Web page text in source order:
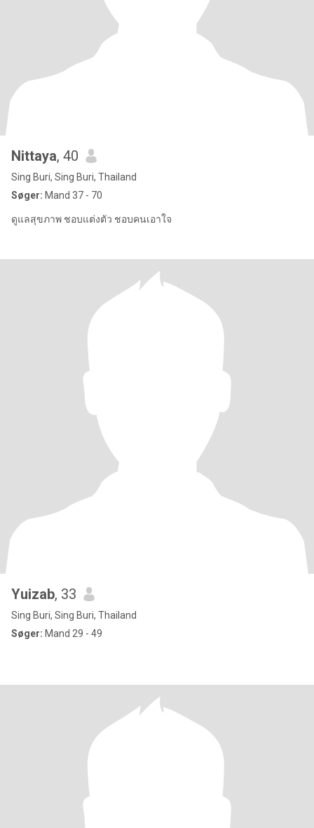
Nittaya, 40
Sing Buri, Sing Buri, Thailand
Søger: Mand 37 - 70
ดูแลสุขภาพ ชอบแต่งตัว ชอบคนเอาใจ
Yuizab, 33
Sing Buri, Sing Buri, Thailand
Søger: Mand 29 - 49